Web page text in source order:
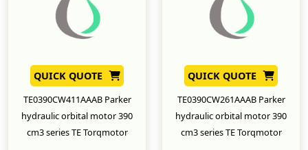
QUICK QUOTE
TE0390CW411AAAB Parker
hydraulic orbital motor 390
cm3 series TE Torqmotor
QUICK QUOTE
TE0390CW261AAAB Parker
hydraulic orbital motor 390
cm3 series TE Torqmotor